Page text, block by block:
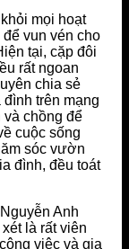
mọi hoạt
vun vén cho
tại, cặp đôi
rất ngoan
chia sẻ
trên mạng
và chồng để
cuộc sống
sóc vườn
đình, đều toát
Anh
là rất viên
việc và gia